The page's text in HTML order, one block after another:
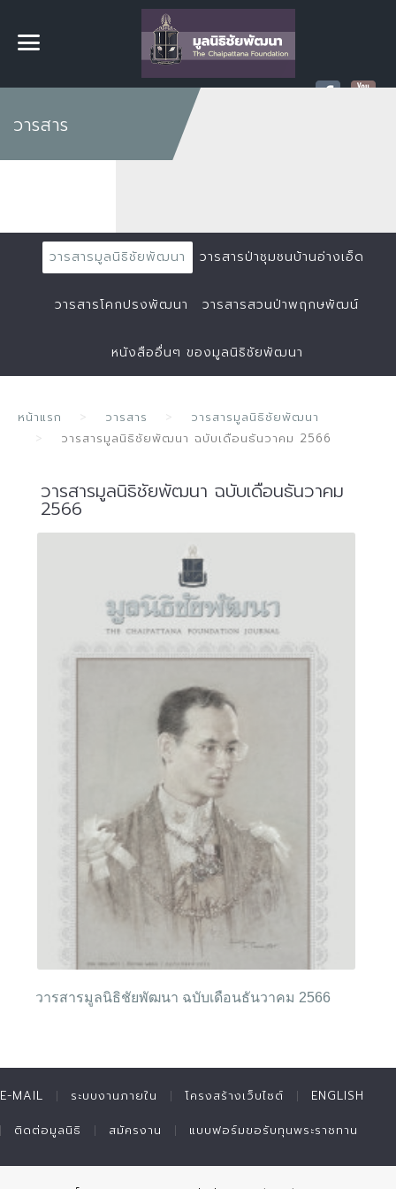
วารสาร
วารสารมูลนิธิชัยพัฒนา วารสารป่าชุมชนบ้านอ่างเอ็ด
วารสารโคกปรงพัฒนา วารสารสวนป่าพฤกษพัฒน์
หนังสืออื่นๆ ของมูลนิธิชัยพัฒนา
หน้าแรก วารสาร
วารสารมูลนิธิชัยพัฒนา
วารสารมูลนิธิชัยพัฒนา ฉบับเดือนธันวาคม 2566
วารสารมูลนิธิชัยพัฒนา ฉบับเดือนธันวาคม
2566
วารสารมูลนิธิชัยพัฒนา ฉบับเดือนธันวาคม 2566
E-MAIL ระบบงานภายใน โครงสร้างเว็บไซต์ ENGLISH
ติดต่อมูลนิธิ สมัครงาน แบบฟอร์มขอรับทุนพระราชทาน